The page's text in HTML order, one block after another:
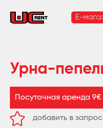
E-
Урна-
Посуточная аренда
добавить в запрос